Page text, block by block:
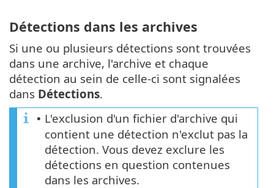
Détections dans les archives
Si une ou plusieurs détections sont trouvées
dans une archive, l'archive et chaque
détection au sein de celle-ci sont signalées
dans Détections.
• L'exclusion d'un fichier d'archive qui
contient une détection n'exclut pas la
détection. Vous devez exclure les
détections en question contenues
dans les archives.